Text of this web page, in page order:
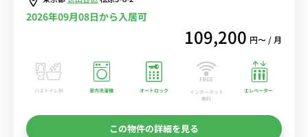
2026年09月08日から入居可
109,200 円〜 / 月
バストイレ別 室内洗濯機 オートロック
インターネット
無料
エレベーター
この物件の詳細を見る